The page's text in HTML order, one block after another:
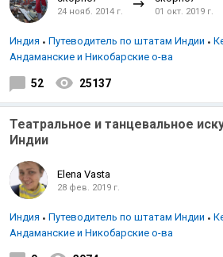
24 нояб. 2014 г. 01 окт. 2019 г.
Индия Путеводитель по штатам Индии
Андаманские и Никобарские о-ва
52 25137
Театральное и танцевальное
Индии
Elena Vasta
28 фев. 2019 г.
Индия Путеводитель по штатам Индии
Андаманские и Никобарские о-ва